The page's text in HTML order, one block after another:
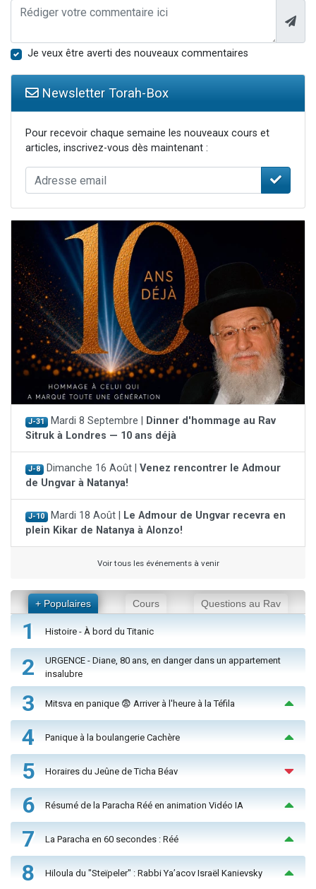
Je veux être averti des nouveaux commentaires
Newsletter Torah-Box
Pour recevoir chaque semaine les nouveaux cours et
articles, inscrivez-vous dès maintenant :
J-31 Mardi 8 Septembre |
Dinner d'hommage au Rav
Sitruk à Londres — 10 ans déjà
J-8 Dimanche 16 Août | Venez rencontrer le Admour
de Ungvar à Natanya!
J-10 Mardi 18 Août |
Le Admour de Ungvar recevra en
plein Kikar de Natanya à Alonzo!
Voir tous les événements à venir
+ Populaires Cours Questions au Rav
1 Histoire - À bord du Titanic
2
URGENCE - Diane, 80 ans, en danger dans un appartement
insalubre
3 Mitsva en panique 😨 Arriver à l'heure à la Téfila
4 Panique à la boulangerie Cachère
5 Horaires du Jeûne de Ticha Béav
6 Résumé de la Paracha Réé en animation Vidéo IA
7 La Paracha en 60 secondes : Réé
8 Hiloula du "Steïpeler" : Rabbi Ya’acov Israël Kanievsky